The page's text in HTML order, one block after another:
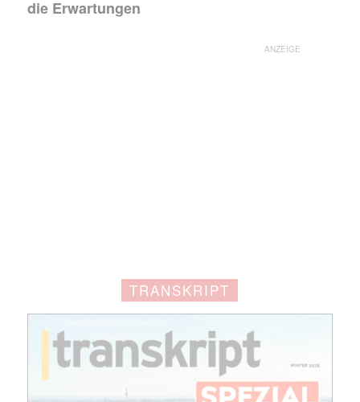
die Erwartungen
ANZEIGE
TRANSKRIPT